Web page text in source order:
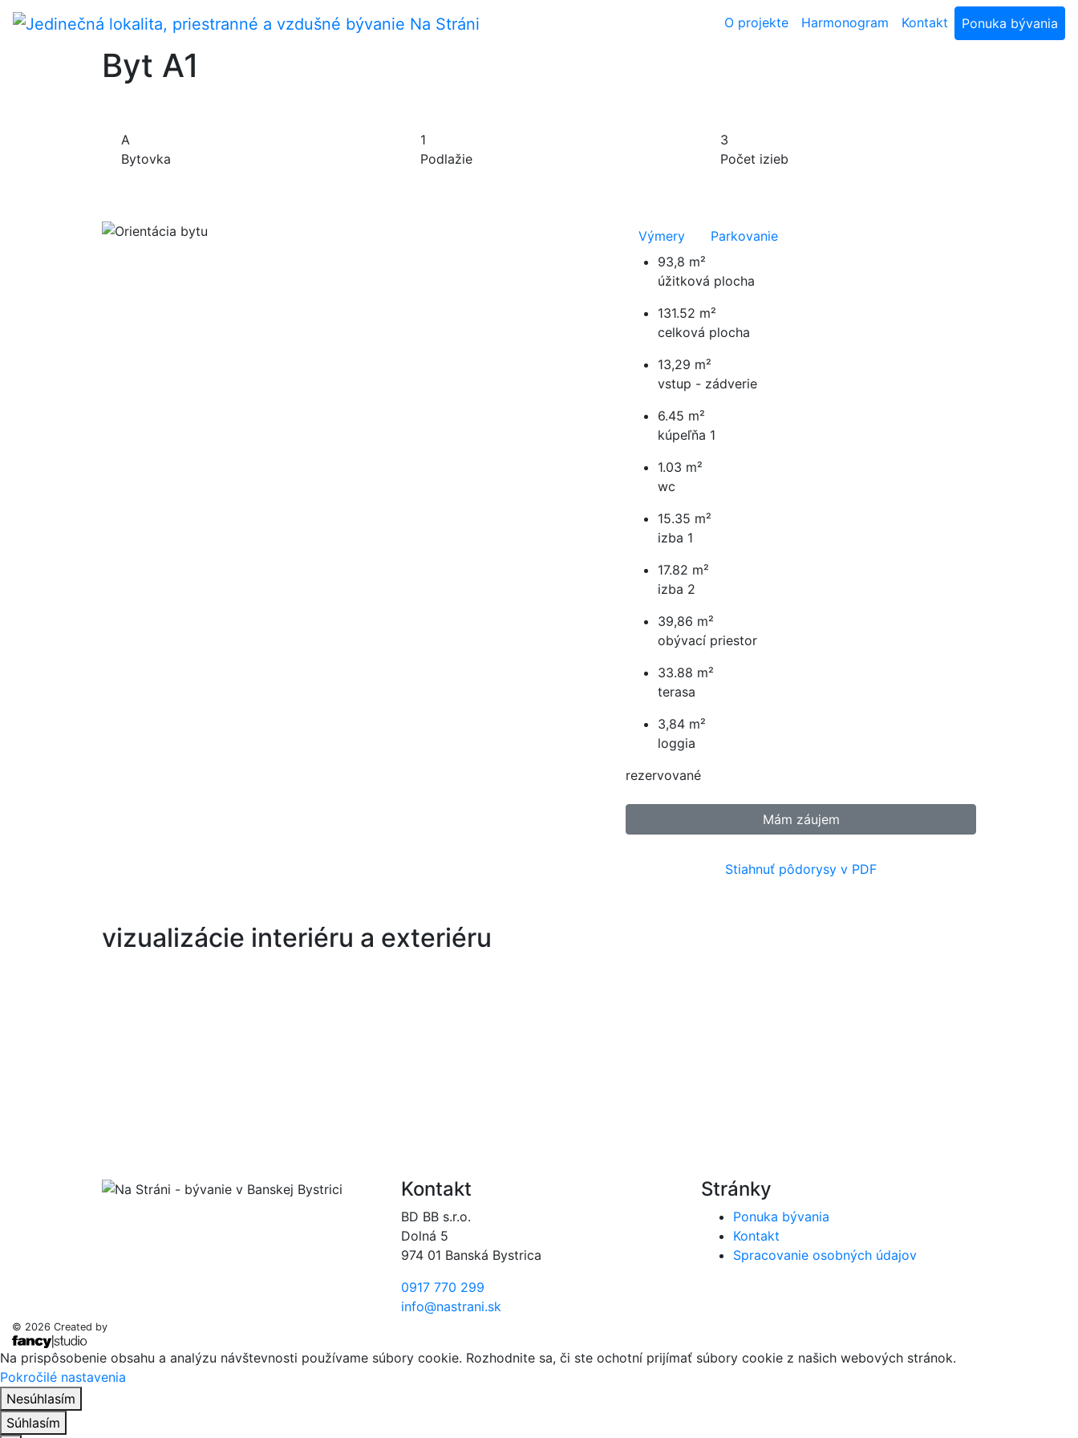
O projekte Harmonogram Kontakt Ponuka bývania
Byt A1
A
Bytovka
1
Podlažie
3
Počet izieb
Výmery
Parkovanie
93,8 m²
úžitková plocha
131.52 m²
celková plocha
13,29 m²
vstup - zádverie
6.45 m²
kúpeľňa 1
1.03 m²
wc
15.35 m²
izba 1
17.82 m²
izba 2
39,86 m²
obývací priestor
33.88 m²
terasa
3,84 m²
loggia
rezervované
Mám záujem
Stiahnuť pôdorysy v PDF
vizualizácie interiéru a exteriéru
Kontakt
BD BB s.r.o.
Dolná 5
974 01 Banská Bystrica
0917 770 299
info@nastrani.sk
Stránky
Ponuka bývania
Kontakt
Spracovanie osobných údajov
© 2026 Created by
Na prispôsobenie obsahu a analýzu návštevnosti používame súbory cookie. Rozhodnite sa, či ste ochotní prijímať súbory cookie z našich webových stránok.
Pokročilé nastavenia
Nesúhlasím
Súhlasím